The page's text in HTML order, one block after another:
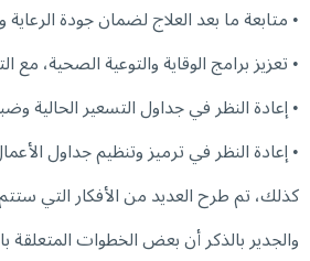
• متابعة ما بعد العلاج لضمان جودة
• تعزيز برامج الوقاية والتوعية الصحية،
• إعادة النظر في جداول التسعير الحالية
• إعادة النظر في ترميز وتنظيم جداول
كذلك، تم طرح العديد من الأفكار التي
والجدير بالذكر أن بعض الخطوات المتعلقة